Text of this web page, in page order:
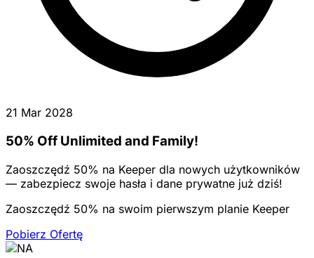
21 Mar 2028
50% Off Unlimited and Family!
Zaoszczędź 50% na Keeper dla nowych użytkowników
— zabezpiecz swoje hasła i dane prywatne już dziś!
Zaoszczędź 50% na swoim pierwszym planie Keeper
Pobierz Ofertę